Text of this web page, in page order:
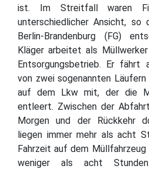
ist. Im Streitfall waren
unterschiedlicher Ansicht, so
Berlin-Brandenburg (FG)
Kläger arbeitet als
Entsorgungsbetrieb. Er fährt
von zwei sogenannten
auf dem Lkw mit, der die
entleert. Zwischen der
Morgen und der Rückkehr
liegen immer mehr als acht
Fahrzeit auf dem
weniger als acht